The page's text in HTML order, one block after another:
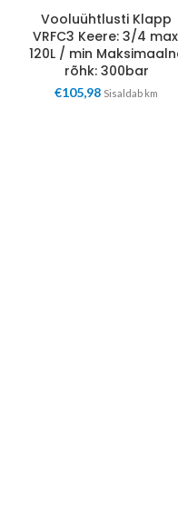
Vooluühtlusti Klapp
VRFC3 Keere: 3/4
120L / min
rõhk: 300bar
€105,98 Sisaldab km